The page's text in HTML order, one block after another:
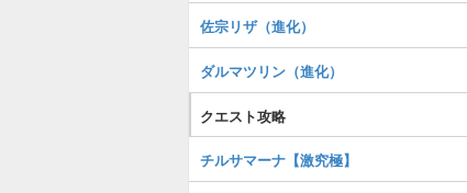
佐宗リザ（進化）
ダルマツリン（進化）
クエスト攻略
チルサマーナ【激究極】